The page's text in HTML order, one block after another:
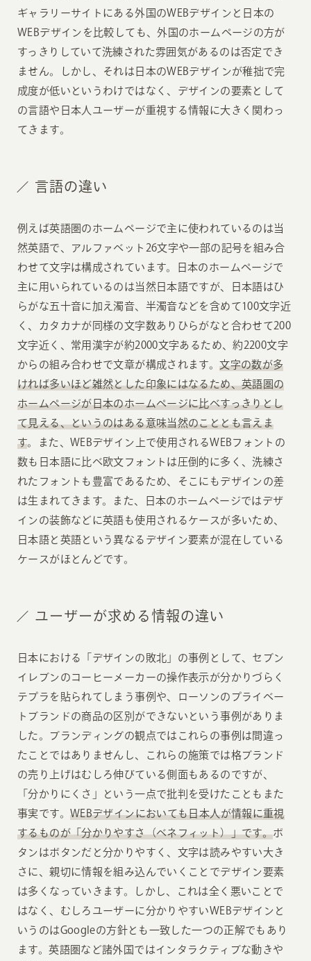
ギャラリーサイトにある外国のWEBデザインと日本の
WEBデザインを比較しても、外国のホームページの方が
すっきりしていて洗練された雰囲気があるのは否定でき
ません。しかし、それは日本のWEBデザインが稚拙で完
成度が低いというわけではなく、デザインの要素として
の言語や日本人ユーザーが重視する情報に大きく関わっ
てきます。
言語の違い
例えば英語圏のホームページで主に使われているのは当
然英語で、アルファベット26文字や一部の記号を組み合
わせて文字は構成されています。日本のホームページで
主に用いられているのは当然日本語ですが、日本語はひ
らがな五十音に加え濁音、半濁音などを含めて100文字近
く、カタカナが同様の文字数ありひらがなと合わせて200
文字近く、常用漢字が約2000文字あるため、約2200文字
からの組み合わせで文章が構成されます。文字の数が多
ければ多いほど雑然とした印象にはなるため、英語圏の
ホームページが日本のホームページに比べすっきりとし
て見える、というのはある意味当然のこととも言えま
す。また、WEBデザイン上で使用されるWEBフォントの
数も日本語に比べ欧文フォントは圧倒的に多く、洗練さ
れたフォントも豊富であるため、そこにもデザインの差
は生まれてきます。また、日本のホームページではデザ
インの装飾などに英語も使用されるケースが多いため、
日本語と英語という異なるデザイン要素が混在している
ケースがほとんどです。
ユーザーが求める情報の違い
日本における「デザインの敗北」の事例として、セブン
イレブンのコーヒーメーカーの操作表示が分かりづらく
テプラを貼られてしまう事例や、ローソンのプライベー
トブランドの商品の区別ができないという事例がありま
した。ブランディングの観点ではこれらの事例は間違っ
たことではありませんし、これらの施策では格ブランド
の売り上げはむしろ伸びている側面もあるのですが、
「分かりにくさ」という一点で批判を受けたこともまた
事実です。 WEBデザインにおいても日本人が情報に重視
するものが「分かりやすさ（ベネフィット）」です。ボ
タンはボタンだと分かりやすく、文字は読みやすい大き
さに、親切に情報を組み込んでいくことでデザイン要素
は多くなっていきます。しかし、これは全く悪いことで
はなく、むしろユーザーに分かりやすいWEBデザインと
いうのはGoogleの方針とも一致した一つの正解でもあり
ます。英語圏など諸外国ではインタラクティブな動きや